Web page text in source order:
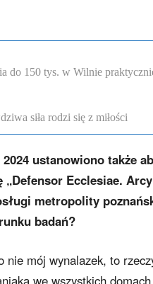
do 150 tys. w Wilnie
siła rodzi się z miłości
ustanowiono także
Ecclesiae.
metropolity
badań?
nie mój wynalazek, to